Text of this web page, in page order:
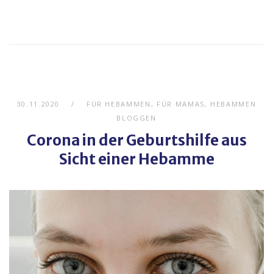
30.11.2020 FÜR HEBAMMEN , FÜR MAMAS , HEBAMMEN
BLOGGEN
Corona in der Geburtshilfe aus
Sicht einer Hebamme